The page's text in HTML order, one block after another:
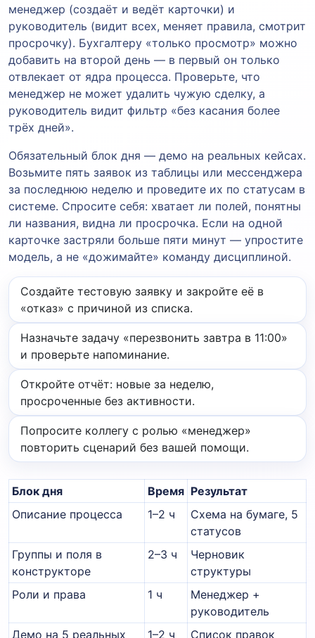
менеджер (создаёт и ведёт карточки) и
руководитель (видит всех, меняет правила, смотрит
просрочку). Бухгалтеру «только просмотр» можно
добавить на второй день — в первый он только
отвлекает от ядра процесса. Проверьте, что
менеджер не может удалить чужую сделку, а
руководитель видит фильтр «без касания более
трёх дней».
Обязательный блок дня — демо на реальных кейсах.
Возьмите пять заявок из таблицы или мессенджера
за последнюю неделю и проведите их по статусам в
системе. Спросите себя: хватает ли полей, понятны
ли названия, видна ли просрочка. Если на одной
карточке застряли больше пяти минут — упростите
модель, а не «дожимайте» команду дисциплиной.
Создайте тестовую заявку и закройте её в
«отказ» с причиной из списка.
Назначьте задачу «перезвонить завтра в 11:00»
и проверьте напоминание.
Откройте отчёт: новые за неделю,
просроченные без активности.
Попросите коллегу с ролью «менеджер»
повторить сценарий без вашей помощи.
Блок дня Время Результат
Описание процесса
1–2 ч
Схема на бумаге, 5
статусов
Группы и поля в
конструкторе
2–3 ч
Черновик
структуры
Роли и права
1 ч
Менеджер +
руководитель
Демо на 5 реальных
1–2 ч Список правок